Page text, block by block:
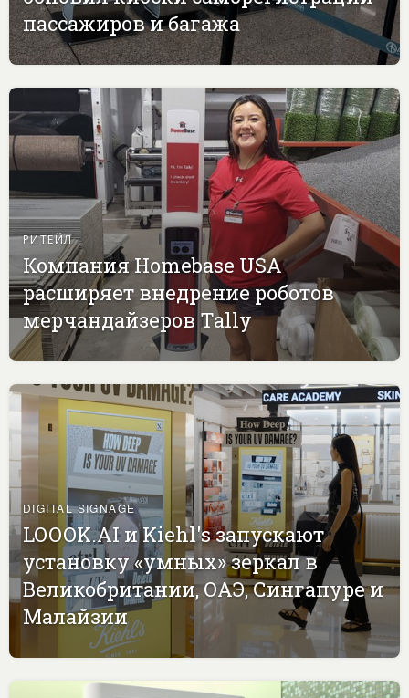
пассажиров и багажа
РИТЕЙЛ
Компания Homebase USA
расширяет внедрение роботов
мерчандайзеров Tally
DIGITAL SIGNAGE
LOOOK.AI и Kiehl's запускают
установку «умных» зеркал в
Великобритании, ОАЭ, Сингапуре и
Малайзии